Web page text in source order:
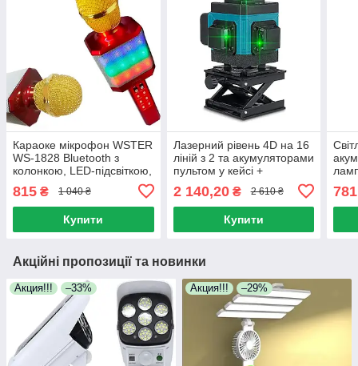
Караоке мікрофон WSTER
WS-1828 Bluetooth з
колонкою, LED-підсвіткою,
815 ₴ 1 040 ₴
Купити
Лазерний рівень 4D на 16
ліній з 2 та акумуляторами
пультом у кейсі +
2 140,20₴ 2 610 ₴
Купити
781
Акційні пропозиції та новинки
Акция!!! –33% Акция!!! –29%